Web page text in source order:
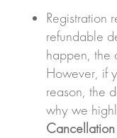
Registration
refundable
happen, the
However, if
reason, the
why we